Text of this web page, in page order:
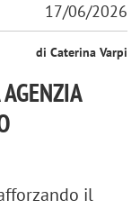
17/06/2026
di Caterina Varpi
il